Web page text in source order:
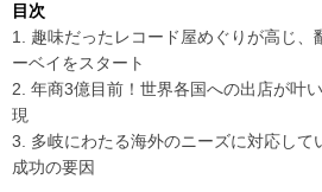
目次
1. 趣味だったレコード屋めぐりが高じ、
ーベイをスタート
2. 年商3億目前！世界各国への出店が叶
現
3. 多岐にわたる海外のニーズに対応して
成功の要因